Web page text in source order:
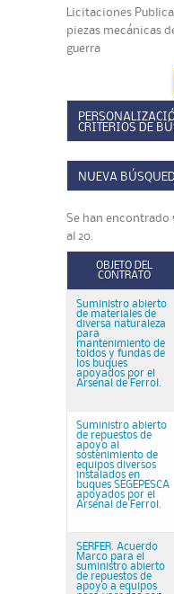
Licitaciones
piezas mecánicas
guerra
CRITERIOS DE
NUEVA
Se han encontrado
al 20.
OBJETO DEL
CONTRATO
Suministro abierto
de materiales de
diversa naturaleza
para
mantenimiento de
toldos y fundas de
los buques
apoyados por el
Arsenal de Ferrol.
Suministro abierto
de repuestos de
apoyo al
sostenimiento de
equipos diversos
instalados en
buques SEGEPESCA
apoyados por el
Arsenal de Ferrol.
SERFER. Acuerdo
Marco para el
suministro abierto
de repuestos de
apoyo a equipos